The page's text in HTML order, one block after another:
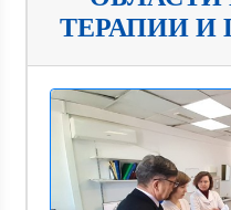
ТЕРАПИИ И